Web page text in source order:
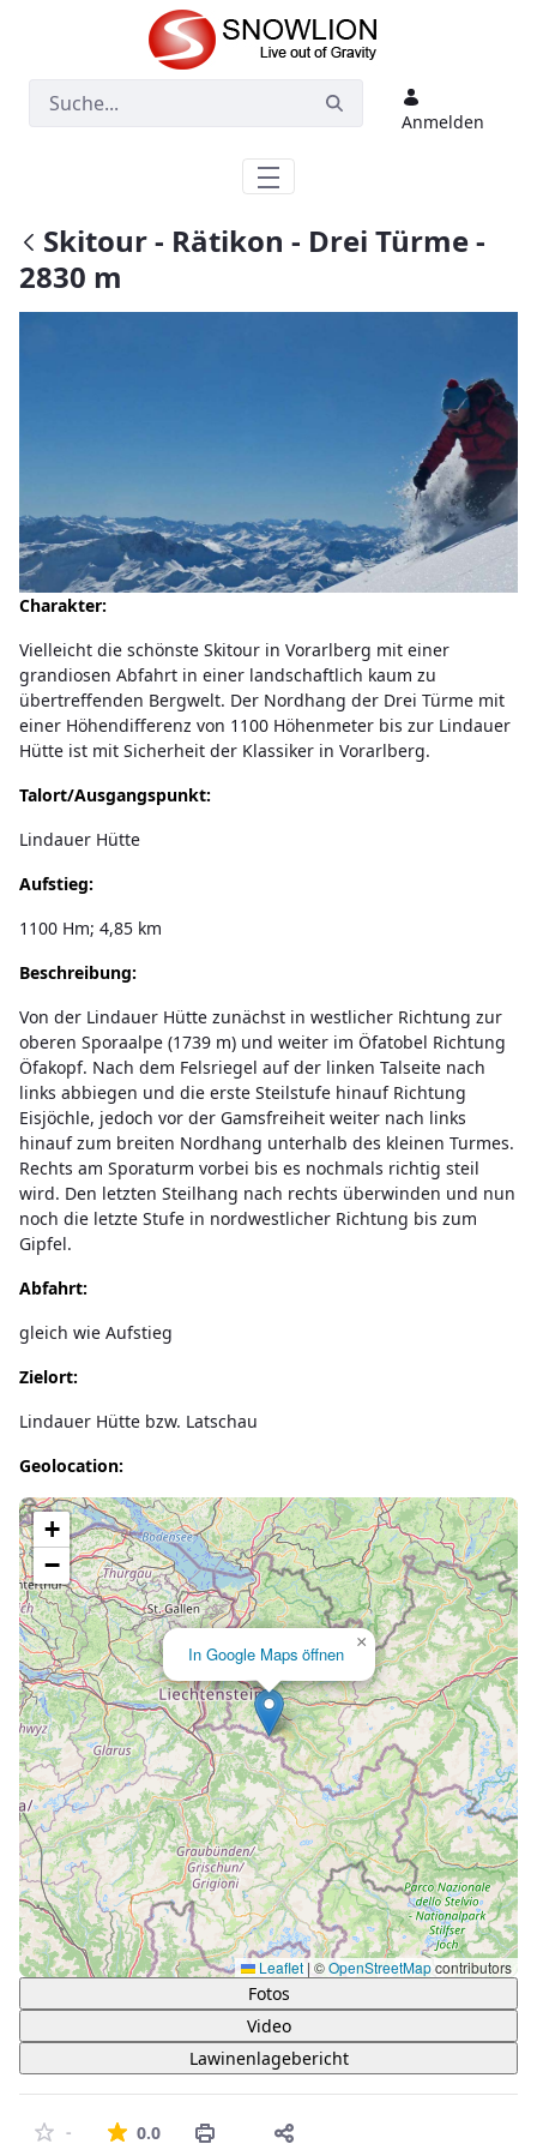
Zum Hauptinhalt springen
Anmelden
Skitour - Rätikon - Drei Türme -
2830 m
Charakter:
Vielleicht die schönste Skitour in Vorarlberg mit einer
grandiosen Abfahrt in einer landschaftlich kaum zu
übertreffenden Bergwelt. Der Nordhang der Drei Türme mit
einer Höhendifferenz von 1100 Höhenmeter bis zur Lindauer
Hütte ist mit Sicherheit der Klassiker in Vorarlberg.
Talort/Ausgangspunkt:
Lindauer Hütte
Aufstieg:
1100 Hm; 4,85 km
Beschreibung:
Von der Lindauer Hütte zunächst in westlicher Richtung zur
oberen Sporaalpe (1739 m) und weiter im Öfatobel Richtung
Öfakopf. Nach dem Felsriegel auf der linken Talseite nach
links abbiegen und die erste Steilstufe hinauf Richtung
Eisjöchle, jedoch vor der Gamsfreiheit weiter nach links
hinauf zum breiten Nordhang unterhalb des kleinen Turmes.
Rechts am Sporaturm vorbei bis es nochmals richtig steil
wird. Den letzten Steilhang nach rechts überwinden und nun
noch die letzte Stufe in nordwestlicher Richtung bis zum
Gipfel.
Abfahrt:
gleich wie Aufstieg
Zielort:
Lindauer Hütte bzw. Latschau
Geolocation:
Lade Karte...
In Google Maps öffnen
×
+
−
Leaflet | ©OpenStreetMapcontributors
Fotos
Video
Lawinenlagebericht
- 0.0Die durchschnittliche Bewertung ist 0 von 5